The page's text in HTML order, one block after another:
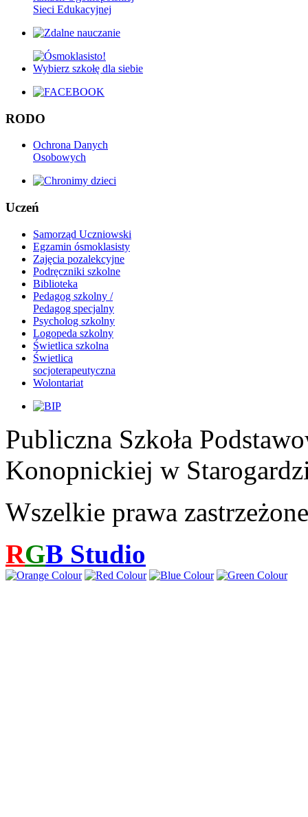
Sieci Edukacyjnej
RODO
Ochrona Danych
Osobowych
Uczeń
Samorząd Uczniowski
Egzamin ósmoklasisty
Zajęcia pozalekcyjne
Podręczniki szkolne
Biblioteka
Pedagog szkolny /
Pedagog specjalny
Psycholog szkolny
Logopeda szkolny
Świetlica szkolna
Świetlica
socjoterapeutyczna
Wolontariat
Publiczna Szkoła
Konopnickiej w
Wszelkie prawa zastrzeżone
RGB Studio